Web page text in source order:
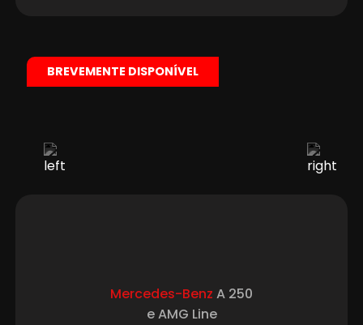
Mercedes-Benz A 250
e AMG Line
BREVEMENTE DISPONÍVEL